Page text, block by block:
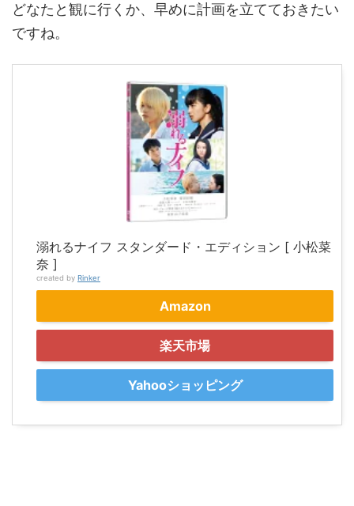
どなたと観に行くか、早めに計画を立てておきたい
ですね。
溺れるナイフ スタンダード・エディション [ 小松菜
奈 ]
created by Rinker
Amazon
楽天市場
Yahooショッピング